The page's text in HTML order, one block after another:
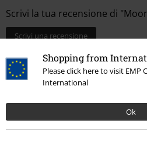
Shopping from
Please click here to visit
International
Ok
Scrivi la tua recensione di
Scrivi una recensione